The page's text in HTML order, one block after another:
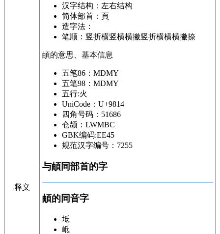
释义
汉字结构： 左右结构
简体部首： 頁
造字法：
笔顺： 竖折横竖横横撇竖折横横横撇捺
頔的意思、基本信息
五笔86：MDMY
五笔98：MDMY
五行:火
UniCode：U+9814
四角号码：51686
仓颉：LWMBC
GBK编码:EE45
规范汉字编号：7255
与頔同部首的字
頔的同音字
坻
岻